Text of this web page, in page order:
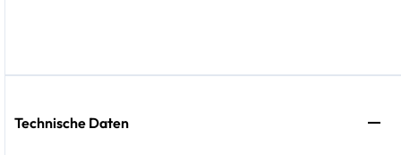
Technische Daten